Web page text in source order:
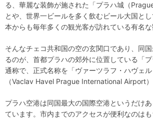
る、華麗な装飾が施された「プラハ城（
とや、世界一ビールを多く飲むビール大国と
本からも毎年多くの観光客が訪れている有名な
そんなチェコ共和国の空の玄関口であり、同
るのが、首都プラハの郊外に位置している「
通称で、正式名称を「ヴァーツラフ・ハヴェ
（Vaclav Havel Prague International Airport）
プラハ空港は同国最大の国際空港というだけ
ています。市内までのアクセスが便利なのは